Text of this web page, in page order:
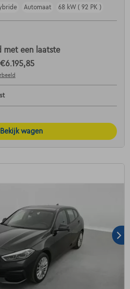
Automaat 68 kW ( 92 PK )
met een laatste
€6.195,85
Bekijk wagen